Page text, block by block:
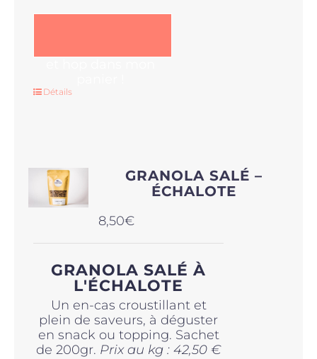
Détails
GRANOLA SALÉ –
ÉCHALOTE
8,50€
GRANOLA SALÉ À
L'ÉCHALOTE
Un en-cas croustillant et
plein de saveurs, à déguster
en snack ou topping. Sachet
de 200gr. Prix au kg : 42,50 €